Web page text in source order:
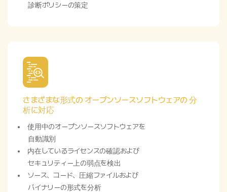
診断ポリシーの策定
さまざまな形式の オープンソースソフトウェアの 分
析に対応
使用中のオープンソースソフトウェアを
自動識別
内在しているライセンスの確認および
セキュリティー上の弱点を検出
ソース、コード、圧縮ファイルおよび
バイナリーの形式を分析